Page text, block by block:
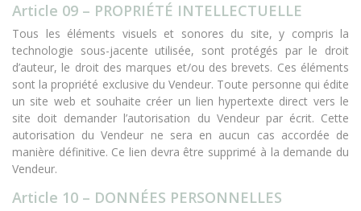
Article 09 – PROPRIÉTÉ INTELLECTUELLE
Tous les éléments visuels et sonores du site, y compris la
technologie sous-jacente utilisée, sont protégés par le droit
d’auteur, le droit des marques et/ou des brevets. Ces éléments
sont la propriété exclusive du Vendeur. Toute personne qui édite
un site web et souhaite créer un lien hypertexte direct vers le
site doit demander l’autorisation du Vendeur par écrit. Cette
autorisation du Vendeur ne sera en aucun cas accordée de
manière définitive. Ce lien devra être supprimé à la demande du
Vendeur.
Article 10 – DONNÉES PERSONNELLES